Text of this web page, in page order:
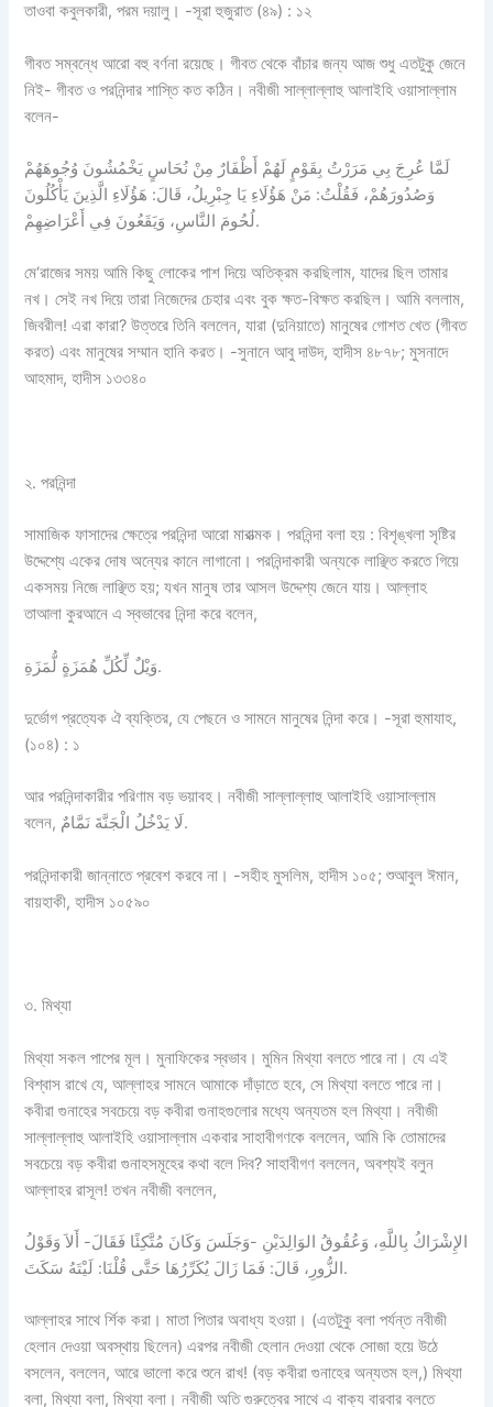
তাওবা কবুলকারী, পরম দয়ালু। -সূরা হুজুরাত (৪৯) : ১২
গীবত সম্বন্ধে আরো বহু বর্ণনা রয়েছে। গীবত থেকে বাঁচার জন্য আজ শুধু এতটুকু জেনে
নিই- গীবত ও পরনিন্দার শাস্তি কত কঠিন। নবীজী সাল্লাল্লাহু আলাইহি ওয়াসাল্লাম
বলেন-
لَمَّا عُرِجَ بِي مَرَرْتُ بِقَوْمٍ لَهُمْ أَظْفَارٌ مِنْ نُحَاسٍ يَخْمُشُونَ وُجُوهَهُمْ
وَصُدُورَهُمْ، فَقُلْتُ: مَنْ هَؤُلَاءِ يَا جِبْرِيلُ، قَالَ: هَؤُلَاءِ الَّذِينَ يَأْكُلُونَ
لُحُومَ النَّاسِ، وَيَقَعُونَ فِي أَعْرَاضِهِمْ.
মে‘রাজের সময় আমি কিছু লোকের পাশ দিয়ে অতিক্রম করছিলাম, যাদের ছিল তামার
নখ। সেই নখ দিয়ে তারা নিজেদের চেহার এবং বুক ক্ষত-বিক্ষত করছিল। আমি বললাম,
জিবরীল! এরা কারা? উত্তরে তিনি বললেন, যারা (দুনিয়াতে) মানুষের গোশত খেত (গীবত
করত) এবং মানুষের সম্মান হানি করত। -সুনানে আবু দাউদ, হাদীস ৪৮৭৮; মুসনাদে
আহমাদ, হাদীস ১৩৩৪০
২. পরনিন্দা
সামাজিক ফাসাদের ক্ষেত্রে পরনিন্দা আরো মারাত্মক। পরনিন্দা বলা হয় : বিশৃঙ্খলা সৃষ্টির
উদ্দেশ্যে একের দোষ অন্যের কানে লাগানো। পরনিন্দাকারী অন্যকে লাঞ্ছিত করতে গিয়ে
একসময় নিজে লাঞ্ছিত হয়; যখন মানুষ তার আসল উদ্দেশ্য জেনে যায়। আল্লাহ
তাআলা কুরআনে এ স্বভাবের নিন্দা করে বলেন,
وَیْلٌ لِّكُلِّ هُمَزَةٍ لُّمَزَةِ.
দুর্ভোগ প্রত্যেক ঐ ব্যক্তির, যে পেছনে ও সামনে মানুষের নিন্দা করে। -সূরা হুমাযাহ,
(১০৪) : ১
আর পরনিন্দাকারীর পরিণাম বড় ভয়াবহ। নবীজী সাল্লাল্লাহু আলাইহি ওয়াসাল্লাম
বলেন, لَا يَدْخُلُ الْجَنَّةَ نَمَّامٌ.
পরনিন্দাকারী জান্নাতে প্রবেশ করবে না। -সহীহ মুসলিম, হাদীস ১০৫; শুআবুল ঈমান,
বায়হাকী, হাদীস ১০৫৯০
৩. মিথ্যা
মিথ্যা সকল পাপের মূল। মুনাফিকের স্বভাব। মুমিন মিথ্যা বলতে পারে না। যে এই
বিশ্বাস রাখে যে, আল্লাহর সামনে আমাকে দাঁড়াতে হবে, সে মিথ্যা বলতে পারে না।
কবীরা গুনাহের সবচেয়ে বড় কবীরা গুনাহগুলোর মধ্যে অন্যতম হল মিথ্যা। নবীজী
সাল্লাল্লাহু আলাইহি ওয়াসাল্লাম একবার সাহাবীগণকে বললেন, আমি কি তোমাদের
সবচেয়ে বড় কবীরা গুনাহসমূহের কথা বলে দিব? সাহাবীগণ বললেন, অবশ্যই বলুন
আল্লাহর রাসূল! তখন নবীজী বললেন,
الإِشْرَاكُ بِاللَّهِ، وَعُقُوقُ الوَالِدَيْنِ -وَجَلَسَ وَكَانَ مُتَّكِئًا فَقَالَ- أَلاَ وَقَوْلُ
الزُّورِ، قَالَ: فَمَا زَالَ يُكَرِّرُهَا حَتَّى قُلْنَا: لَيْتَهُ سَكَتَ.
আল্লাহর সাথে র্শিক করা। মাতা পিতার অবাধ্য হওয়া। (এতটুকু বলা পর্যন্ত নবীজী
হেলান দেওয়া অবস্থায় ছিলেন) এরপর নবীজী হেলান দেওয়া থেকে সোজা হয়ে উঠে
বসলেন, বললেন, আরে ভালো করে শুনে রাখ! (বড় কবীরা গুনাহের অন্যতম হল,) মিথ্যা
বলা, মিথ্যা বলা, মিথ্যা বলা। নবীজী অতি গুরুত্বের সাথে এ বাক্য বারবার বলতে